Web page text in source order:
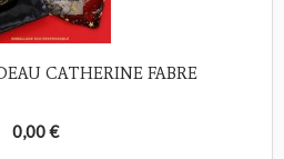
CATHERINE FABRE
0,00 €